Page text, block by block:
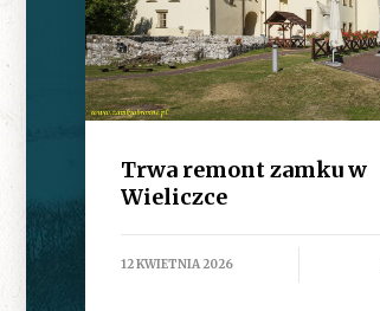
Trwa remont zamku w
Wieliczce
12 KWIETNIA 2026